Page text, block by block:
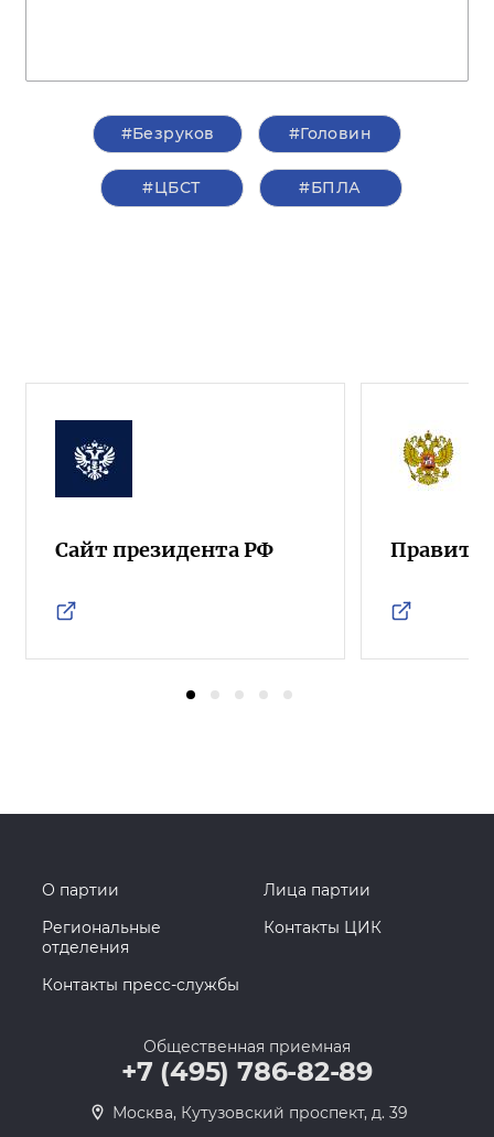
#Безруков #Головин
#ЦБСТ #БПЛА
Сайт президента РФ
О партии
Лица партии
Региональные
отделения
Контакты ЦИК
Контакты пресс-службы
Общественная приемная
+7 (495) 786-82-89
Москва, Кутузовский проспект, д. 39